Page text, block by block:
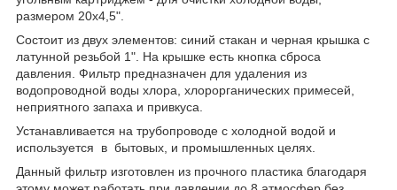
размером 20х4,5".
Состоит из двух элементов: синий стакан и черная крышка с
латунной резьбой 1". На крышке есть кнопка сброса
давления. Фильтр предназначен для удаления из
водопроводной воды хлора, хлорорганических примесей,
неприятного запаха и привкуса.
Устанавливается на трубопроводе с холодной водой и
используется в бытовых, и промышленных целях.
Данный фильтр изготовлен из прочного пластика благодаря